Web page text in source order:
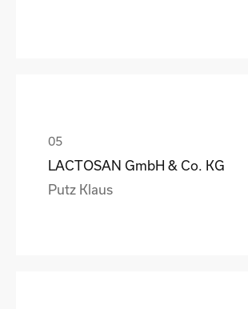
LACTOSAN GmbH & Co. KG
Putz Klaus